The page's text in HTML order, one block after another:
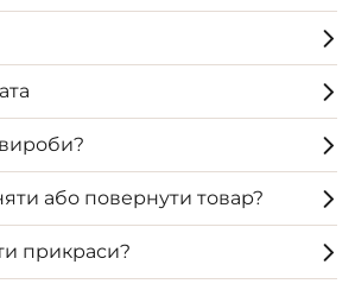
або повернути товар?
прикраси?